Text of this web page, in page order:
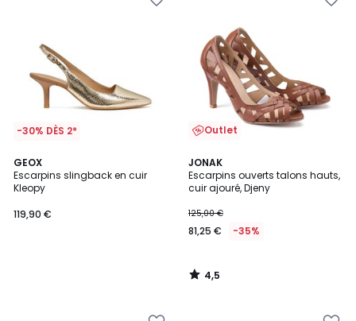
-30% DÈS 2*
GEOX
Escarpins slingback en cuir
Kleopy
119,90 €
Outlet
JONAK
Escarpins ouverts talons hauts,
cuir ajouré, Djeny
125,00 €
81,25 € -35%
4,5
/ 5
4,5
/